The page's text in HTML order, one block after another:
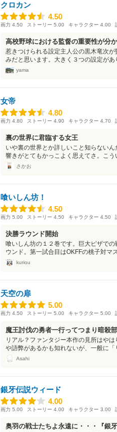
クロカン
4.50
4.50
画力 4.50 ストーリー 5.00 キャラクター 4.00
高校野球における監督の重要性が分
惹きつけられる設定主人公の黒木竜次
みだと思います。大きく３つの設定が
yama
女帝
4.80
4.80
画力 4.80 ストーリー 4.90 キャラクター 4.70
裏の世界に君臨する女王
いや裏の世界とか詳しいこと知らない
響きがとてもかっこよく思えてさ。こ
さかお
喰いしん坊！
4.50
4.50
画力 5.00 ストーリー 4.50 キャラクター 4.50
決勝ラウンド開始
喰いしん坊の１２巻です。巨大ピザで
ウンド。第一試合目はOKFFの桃子対マ
kuriou
天空の扉
5.00
5.00
画力 4.50 ストーリー 5.00 キャラクター 5.00
魔王討伐の勇者一行ってつまり暗殺
リアル？ファンタジー本作の見所はや
や語弊があるかも知れないが、一般に
Asahi
銀牙伝説ウィード
4.00
4.00
画力 5.00 ストーリー 4.00 キャラクター 3.00
奥羽の戦士たちよ永遠に・・・『銀